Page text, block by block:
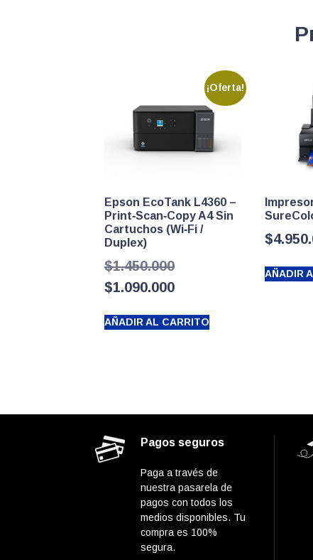
¡Oferta!
Epson EcoTank L4360 –
Print‑Scan‑Copy A4 Sin
Cartuchos (Wi‑Fi /
Duplex)
$1.450.000El
precio
era:
$1.090.000El
actual
AÑADIR AL CARRITO
$
AÑADIR
Pagos seguros
Paga a través de
nuestra pasarela de
pagos con todos los
medios disponibles. Tu
compra es 100%
segura.